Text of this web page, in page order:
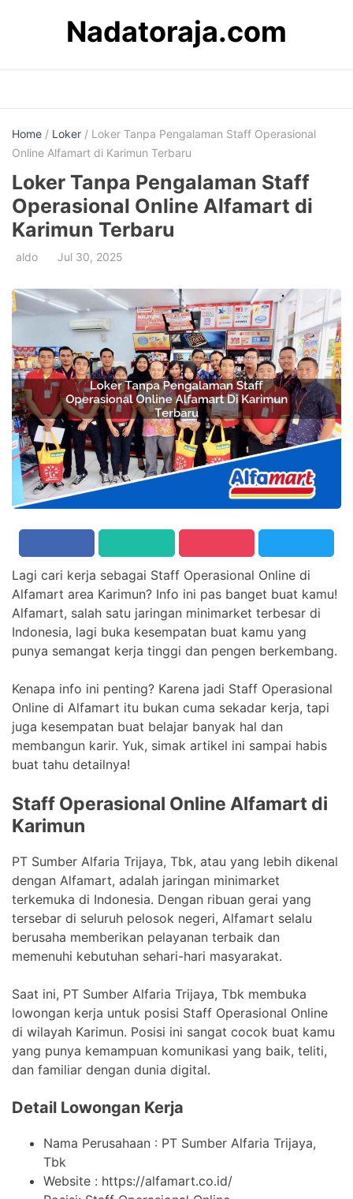
Nadatoraja.com
Home / Loker / Loker Tanpa Pengalaman Staff Operasional
Online Alfamart di Karimun Terbaru
Loker Tanpa Pengalaman Staff
Operasional Online Alfamart di
Karimun Terbaru
aldo Jul 30, 2025
Lagi cari kerja sebagai Staff Operasional Online di
Alfamart area Karimun? Info ini pas banget buat kamu!
Alfamart, salah satu jaringan minimarket terbesar di
Indonesia, lagi buka kesempatan buat kamu yang
punya semangat kerja tinggi dan pengen berkembang.
Kenapa info ini penting? Karena jadi Staff Operasional
Online di Alfamart itu bukan cuma sekadar kerja, tapi
juga kesempatan buat belajar banyak hal dan
membangun karir. Yuk, simak artikel ini sampai habis
buat tahu detailnya!
Staff Operasional Online Alfamart di
Karimun
PT Sumber Alfaria Trijaya, Tbk, atau yang lebih dikenal
dengan Alfamart, adalah jaringan minimarket
terkemuka di Indonesia. Dengan ribuan gerai yang
tersebar di seluruh pelosok negeri, Alfamart selalu
berusaha memberikan pelayanan terbaik dan
memenuhi kebutuhan sehari-hari masyarakat.
Saat ini, PT Sumber Alfaria Trijaya, Tbk membuka
lowongan kerja untuk posisi Staff Operasional Online
di wilayah Karimun. Posisi ini sangat cocok buat kamu
yang punya kemampuan komunikasi yang baik, teliti,
dan familiar dengan dunia digital.
Detail Lowongan Kerja
Nama Perusahaan : PT Sumber Alfaria Trijaya,
Tbk
Website : https://alfamart.co.id/